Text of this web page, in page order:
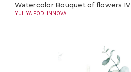
Watercolor Bouquet of flowers IV
YULIYA PODLINNOVA